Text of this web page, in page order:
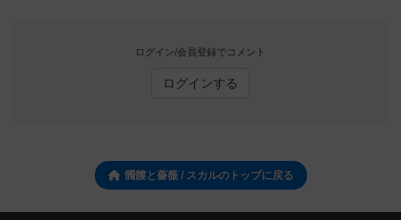
ログイン/会員登録でコメント
ログインする
髑髏と薔薇 / スカルのトップに戻る